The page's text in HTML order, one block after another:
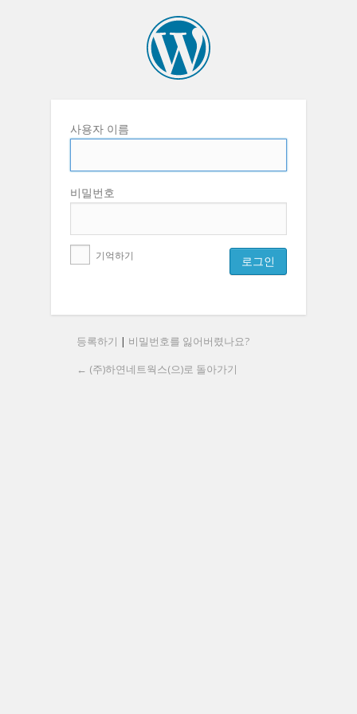
사용자 이름
비밀번호
기억하기
등록하기 | 비밀번호를 잃어버렸나요?
← (주)하연네트웍스(으)로 돌아가기